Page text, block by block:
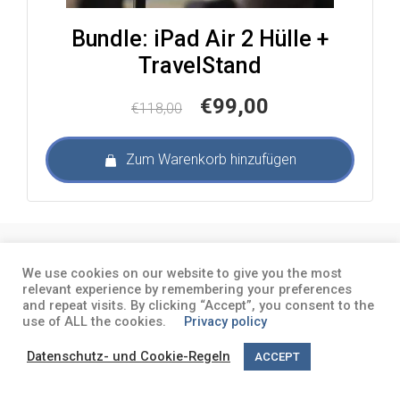
Bundle: iPad Air 2 Hülle +
TravelStand
€118,00
Ursprünglicher
war:
€118,00
€99,00
ist:
€99,00.
Zum Warenkorb hinzufügen
policy
We use cookies on our website to give you the most
relevant experience by remembering your preferences
and repeat visits. By clicking “Accept”, you consent to the
use of ALL the cookies. Privacy policy
Datenschutz- und Cookie-Regeln ACCEPT
Deutsch